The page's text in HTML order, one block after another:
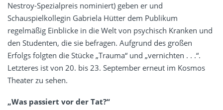
Nestroy-Spezialpreis nominiert) geben er und
Schauspielkollegin Gabriela Hütter dem Publikum
regelmäßig Einblicke in die Welt von psychisch Kranken und
den Studenten, die sie befragen. Aufgrund des großen
Erfolgs folgten die Stücke „Trauma“ und „vernichten . . .“.
Letzteres ist von 20. bis 23. September erneut im Kosmos
Theater zu sehen.
„Was passiert vor der Tat?“